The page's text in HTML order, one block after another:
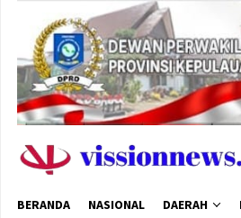
konten
BERANDA NASIONAL DAERAH